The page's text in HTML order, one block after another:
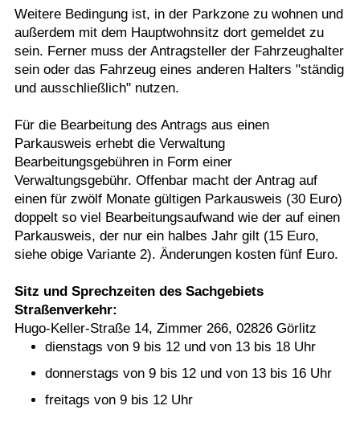
Weitere Bedingung ist, in der Parkzone zu wohnen und
außerdem mit dem Hauptwohnsitz dort gemeldet zu
sein. Ferner muss der Antragsteller der Fahrzeughalter
sein oder das Fahrzeug eines anderen Halters "ständig
und ausschließlich" nutzen.
Für die Bearbeitung des Antrags aus einen
Parkausweis erhebt die Verwaltung
Bearbeitungsgebühren in Form einer
Verwaltungsgebühr. Offenbar macht der Antrag auf
einen für zwölf Monate gültigen Parkausweis (30 Euro)
doppelt so viel Bearbeitungsaufwand wie der auf einen
Parkausweis, der nur ein halbes Jahr gilt (15 Euro,
siehe obige Variante 2). Änderungen kosten fünf Euro.
Sitz und Sprechzeiten des Sachgebiets
Straßenverkehr:
Hugo-Keller-Straße 14, Zimmer 266, 02826 Görlitz
dienstags von 9 bis 12 und von 13 bis 18 Uhr
donnerstags von 9 bis 12 und von 13 bis 16 Uhr
freitags von 9 bis 12 Uhr